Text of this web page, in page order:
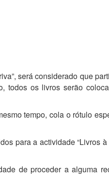
será considerado que
todos os livros serão
tempo, cola o rótulo
para a actividade “Livros
de proceder a alguma